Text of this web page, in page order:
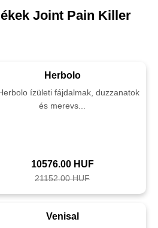
Joint Pain Killer
Herbolo
ízületi fájdalmak, duzzanatok
és merevs...
10576.00 HUF
21152.00 HUF
Venisal